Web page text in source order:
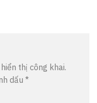
thị công khai.
dấu *